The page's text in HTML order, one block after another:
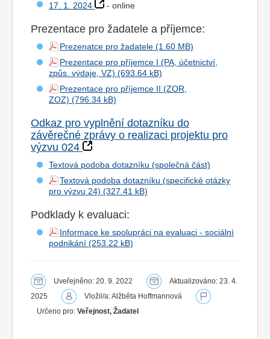
17. 1. 2024
- online
Prezentace pro žadatele a příjemce:
Prezenatce pro žadatele
Prezentace pro příjemce I (PA, účetnictví,
způs. výdaje, VZ)
Prezentace pro příjemce II (ZOR,
ZOZ)
Odkaz pro vyplnění dotazníku do
závěrečné zprávy o realizaci projektu pro
výzvu 024
Textová podoba dotazníku (společná část)
Textová podoba dotazníku (specifické otázky
pro výzvu 24)
Podklady k evaluaci:
Informace ke spolupráci na evaluaci - sociální
podnikání
Uveřejněno: 20. 9. 2022
Aktualizováno: 23. 4.
2025
Vložil/a: Alžběta Hoffmannová
Určeno pro: Veřejnost, Žadatel